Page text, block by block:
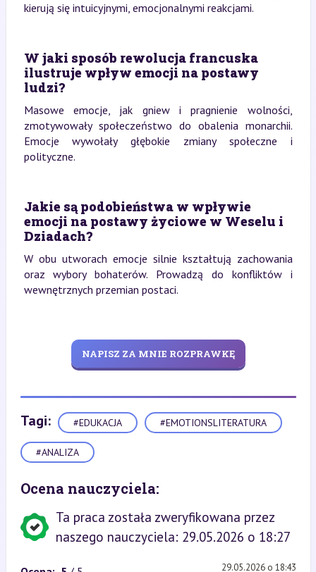
kierują się intuicyjnymi, emocjonalnymi reakcjami.
W jaki sposób rewolucja francuska
ilustruje wpływ emocji na postawy
ludzi?
Masowe emocje, jak gniew i pragnienie wolności,
zmotywowały społeczeństwo do obalenia monarchii.
Emocje wywołały głębokie zmiany społeczne i
polityczne.
Jakie są podobieństwa w wpływie
emocji na postawy życiowe w Weselu i
Dziadach?
W obu utworach emocje silnie kształtują zachowania
oraz wybory bohaterów. Prowadzą do konfliktów i
wewnętrznych przemian postaci.
NAPISZ ZA MNIE ROZPRAWKĘ
Tagi: #EDUKACJA #EMOTIONSLITERATURA
#ANALIZA
Ocena nauczyciela:
Ta praca została zweryfikowana przez
naszego nauczyciela: 29.05.2026 o 18:27
29.05.2026 o 18:43